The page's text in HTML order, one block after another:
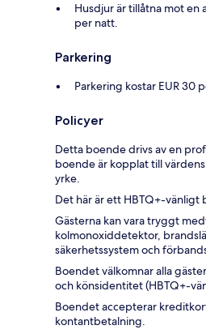
Husdjur är tillåtna mot en
per natt.
Parkering
Parkering kostar EUR 30
Policyer
Detta boende drivs av en
boende är kopplat till
yrke.
Det här är ett HBTQ+-vänligt
Gästerna kan vara tryggt
kolmonoxiddetektor,
säkerhetssystem och
Boendet välkomnar alla
och könsidentitet (HBTQ+-
Boendet accepterar
kontantbetalning.